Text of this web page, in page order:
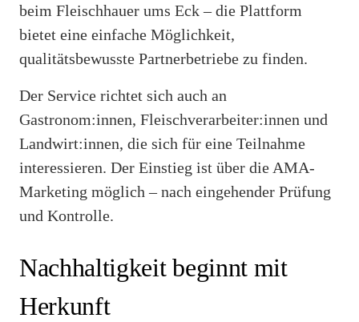
beim Fleischhauer ums Eck – die Plattform
bietet eine einfache Möglichkeit,
qualitätsbewusste Partnerbetriebe zu finden.
Der Service richtet sich auch an
Gastronom:innen, Fleischverarbeiter:innen und
Landwirt:innen, die sich für eine Teilnahme
interessieren. Der Einstieg ist über die AMA-
Marketing möglich – nach eingehender Prüfung
und Kontrolle.
Nachhaltigkeit beginnt mit
Herkunft